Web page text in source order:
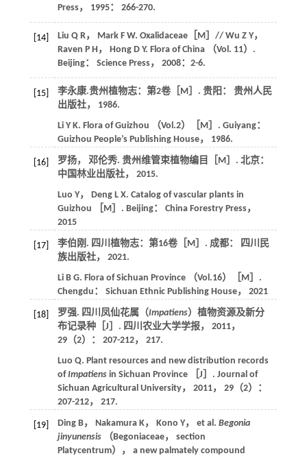
Press， 1995： 266-270.
[14] Liu Q R， Mark F W. Oxalidaceae［M］// Wu Z Y，
Raven P H， Hong D Y. Flora of China （Vol. 11） .
Beijing： Science Press， 2008：2-6.
[15] 李永康.贵州植物志：第2卷［M］. 贵阳： 贵州人民
出版社， 1986.
Li Y K. Flora of Guizhou （Vol.2）
［M］. Guiyang：
Guizhou People’s Publishing House， 1986.
[16] 罗扬， 邓伦秀. 贵州维管束植物编目
［M］. 北京：
中国林业出版社， 2015.
Luo Y， Deng L X. Catalog of vascular plants in
Guizhou ［M］. Beijing： China Forestry Press，
2015
[17] 李伯刚. 四川植物志：第16卷［M］. 成都： 四川民
族出版社， 2021.
Li B G. Flora of Sichuan Province （Vol.16）
［M］.
Chengdu： Sichuan Ethnic Publishing House， 2021
[18] 罗强. 四川凤仙花属（Impatiens）植物资源及新分
布记录种［J］. 四川农业大学学报， 2011，
29（2）： 207-212， 217.
Luo Q. Plant resources and new distribution records
ofImpatiensin Sichuan Province ［J］. Journal of
Sichuan Agricultural University， 2011， 29（2）：
207-212， 217.
[19] Ding B， Nakamura K， Kono Y， et al . Begonia
jinyunensis（Begoniaceae， section
Platycentrum）， a new palmately compound